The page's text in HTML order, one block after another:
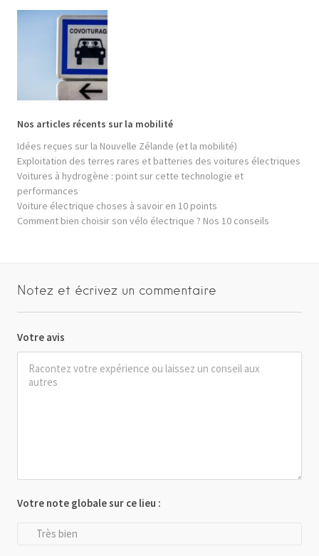
Nos articles récents sur la mobilité
Idées reçues sur la Nouvelle Zélande (et la mobilité)
Exploitation des terres rares et batteries des voitures électriques
Voitures à hydrogène : point sur cette technologie et
performances
Voiture électrique choses à savoir en 10 points
Comment bien choisir son vélo électrique ? Nos 10 conseils
Notez et écrivez un commentaire
Votre avis
Votre note globale sur ce lieu :
Très bien